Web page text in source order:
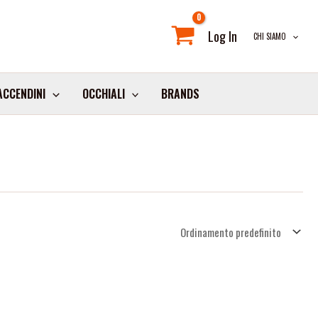
Log In CHI SIAMO
OCCHIALI BRANDS